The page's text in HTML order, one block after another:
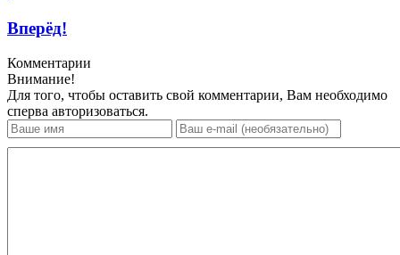
Вперёд!
Комментарии
Внимание!
Для того, чтобы оставить свой комментарии, Вам необходимо
сперва авторизоваться.